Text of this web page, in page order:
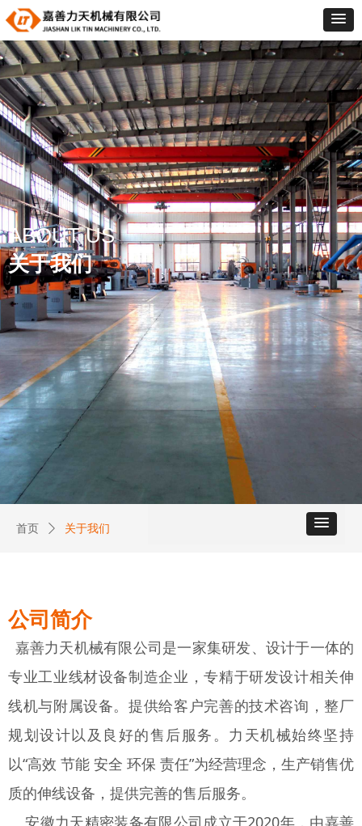
ABOUT US
关于我们
公司简介
嘉善力天机械有限公司是一家集研发、设计于一体的
专业工业线材设备制造企业，专精于研发设计相关伸
线机与附属设备。提供给客户完善的技术咨询，整厂
规划设计以及良好的售后服务。力天机械始终坚持
以“高效 节能 安全 环保 责任”为经营理念，生产销售优
质的伸线设备，提供完善的售后服务。
安徽力天精密装备有限公司成立于2020年，由嘉善
首页 ꄲ 关于我们